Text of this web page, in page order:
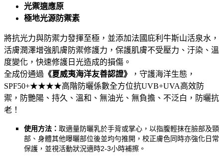
光禦適應原
極地光源防禦素
將抗光力與防禦力發揮至極，並添加法國庇利牛斯山活泉水，
活膚潤澤增強肌膚防禦修護力，保護肌膚不受壓力、汙染、溫
度變化，快速修護日光造成的損傷。
全成份通過 《夏威夷海洋友善認證》
，守護海洋生態，
SPF50+★★★★高階防曬係數全方位抗UVB+UVA高效防
禦，防艷陽、持久、溫和、無油光、無負擔、不泛白，防曬抗
老！
使用方法： 取適量防曬乳於手背或掌心，以指腹輕抹在臉部及頸
部、身體其他曝曬部位後並均勻推開，校正膚色同時亦強化日常
保護，並視活動狀況適時2-3小時補擦。